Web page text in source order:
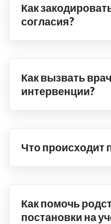
Как
согласия?
Как вызвать
интервенции?
Что происходит
Как помочь
постановки на